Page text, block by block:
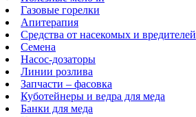
Газовые горелки
Апитерапия
Средства от насекомых и вредителей
Семена
Насос-дозаторы
Линии розлива
Запчасти – фасовка
Куботейнеры и ведра для меда
Банки для меда